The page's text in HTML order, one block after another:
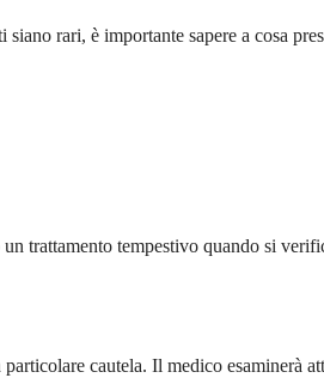
rari, è importante sapere a cosa
trattamento tempestivo quando si
cautela. Il medico esaminerà